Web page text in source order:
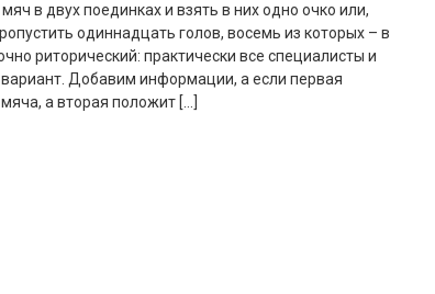
в двух поединках и взять в них одно очко или,
одиннадцать голов, восемь из которых – в
риторический: практически все специалисты и
Добавим информации, а если первая
а вторая положит […]